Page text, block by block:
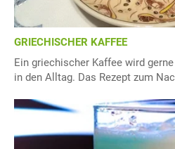
GRIECHISCHER KAFFEE
Ein griechischer Kaffee wird
in den Alltag. Das Rezept zum